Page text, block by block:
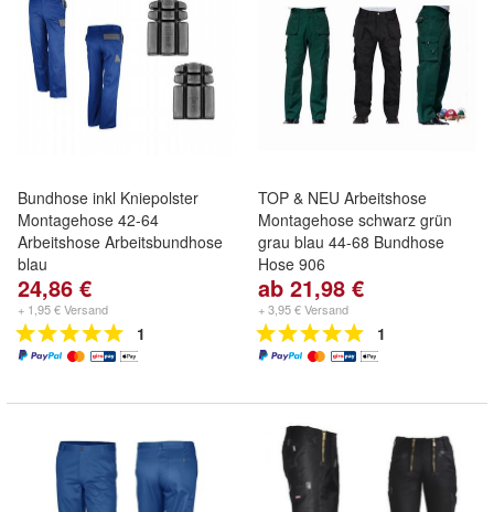
Bundhose inkl Kniepolster
Montagehose 42-64
Arbeitshose Arbeitsbundhose
blau
24,86 €
+ 1,95 € Versand
1
TOP & NEU Arbeitshose
Montagehose schwarz grün
grau blau 44-68 Bundhose
Hose 906
ab 21,98 €
+ 3,95 € Versand
1